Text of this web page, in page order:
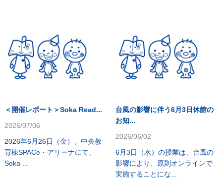
＜開催レポート＞Soka Read...
2026/07/06
2026年6月26日（金）、中央教
育棟SPACe・アリーナにて、
Soka ...
台風の影響に伴う6月3日休館の
お知...
2026/06/02
6月3日（水）の授業は、台風の
影響により、原則オンラインで
実施することにな...